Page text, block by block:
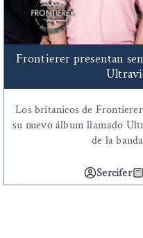
Frontierer presentan
Los britanicos de
su nuevo álbum llamado
de la
Sercifer